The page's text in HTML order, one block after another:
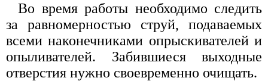
Во время работы необходимо следить
за равномерностью струй, подаваемых
всеми наконечниками опрыскивателей и
опыливателей. Забившиеся выходные
отверстия нужно своевременно очищать.